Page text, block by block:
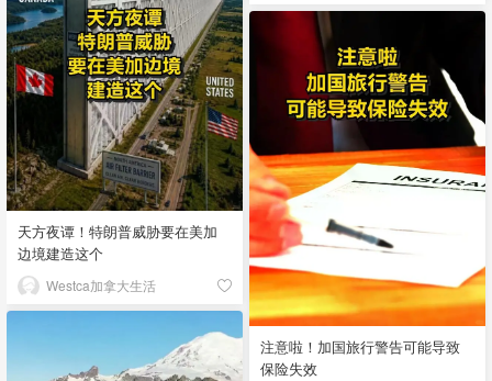
天方夜谭！特朗普威胁要在美加
边境建造这个
Westca加拿大生活
注意啦！加国旅行警告可能导致
保险失效